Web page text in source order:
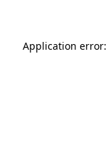
Application